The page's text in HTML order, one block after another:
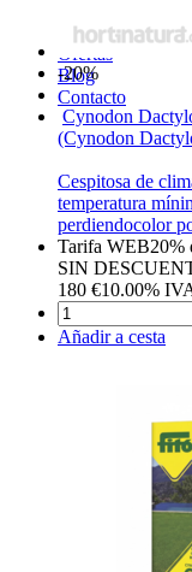
Novedades
Ofertas
Blog
Contacto
-20%
Cynodon
(Cynodon
Cespitosa de
temperatura
perdiendocolor
Tarifa WEB20%
SIN
180 €10.00%
Añadir a cesta